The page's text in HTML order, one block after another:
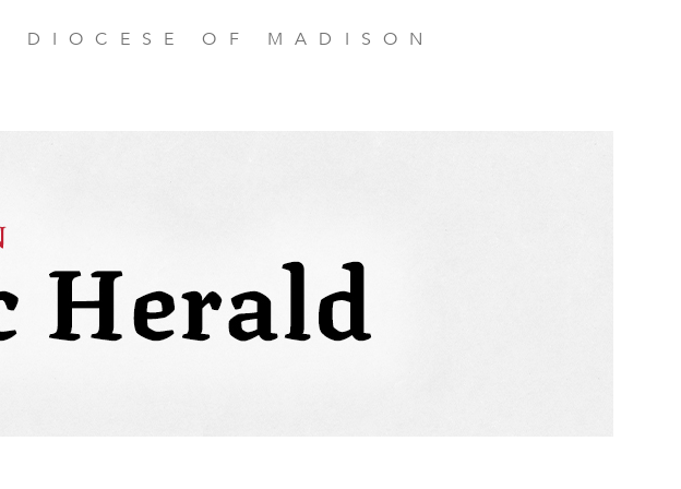
DIOCESE OF MADISON